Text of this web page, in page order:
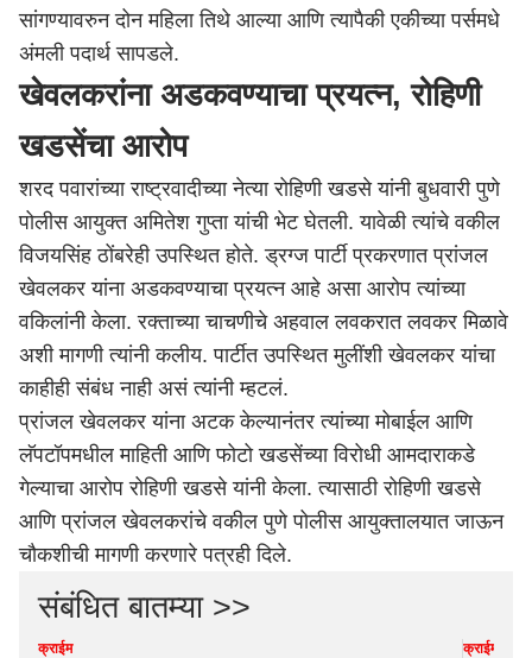
सांगण्यावरुन दोन महिला तिथे आल्या आणि त्यापैकी एकीच्या पर्समधे
अंमली पदार्थ सापडले.
खेवलकरांना अडकवण्याचा प्रयत्न, रोहिणी
खडसेंचा आरोप
शरद पवारांच्या राष्ट्रवादीच्या नेत्या रोहिणी खडसे यांनी बुधवारी पुणे
पोलीस आयुक्त अमितेश गुप्ता यांची भेट घेतली. यावेळी त्यांचे वकील
विजयसिंह ठोंबरेही उपस्थित होते. ड्रग्ज पार्टी प्रकरणात प्रांजल
खेवलकर यांना अडकवण्याचा प्रयत्न आहे असा आरोप त्यांच्या
वकिलांनी केला. रक्ताच्या चाचणीचे अहवाल लवकरात लवकर मिळावे
अशी मागणी त्यांनी कलीय. पार्टीत उपस्थित मुलींशी खेवलकर यांचा
काहीही संबंध नाही असं त्यांनी म्हटलं.
प्रांजल खेवलकर यांना अटक केल्यानंतर त्यांच्या मोबाईल आणि
लॅपटॉपमधील माहिती आणि फोटो खडसेंच्या विरोधी आमदाराकडे
गेल्याचा आरोप रोहिणी खडसे यांनी केला. त्यासाठी रोहिणी खडसे
आणि प्रांजल खेवलकरांचे वकीलपुणेपोलीस आयुक्तालयात जाऊन
चौकशीची मागणी करणारे पत्रही दिले.
संबंधित बातम्या >>
क्राईम क्राईम